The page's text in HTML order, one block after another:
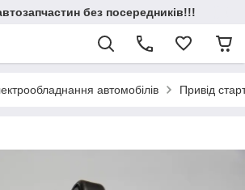
без посередників!!!
автомобілів Привід